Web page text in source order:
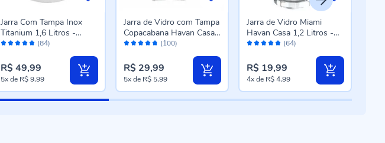
Avaliação: (84)
Jarra Com Tampa Inox
Titanium 1,6 Litros -
Havan Casa
R$ 49,99
5xde R$ 9,99
Avaliação: (100)
Jarra de Vidro com Tampa
Copacabana Havan Casa -
1,8 Litros
R$ 29,99
5xde R$ 5,99
Avaliação: (64)
Jarra de Vidro Miami
Havan Casa 1,2 Litros -
Transparente
R$ 19,99
4xde R$ 4,99